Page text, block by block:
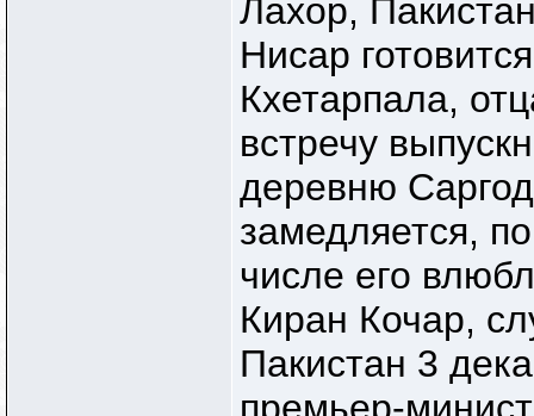
Лахор,
Нисар
Кхетарпала,
встречу
деревню
замедляется,
числе его
Киран Кочар,
Пакистан 3